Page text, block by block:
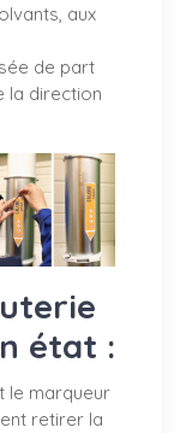
aux
de part
la direction
état :
le marqueur
retirer la